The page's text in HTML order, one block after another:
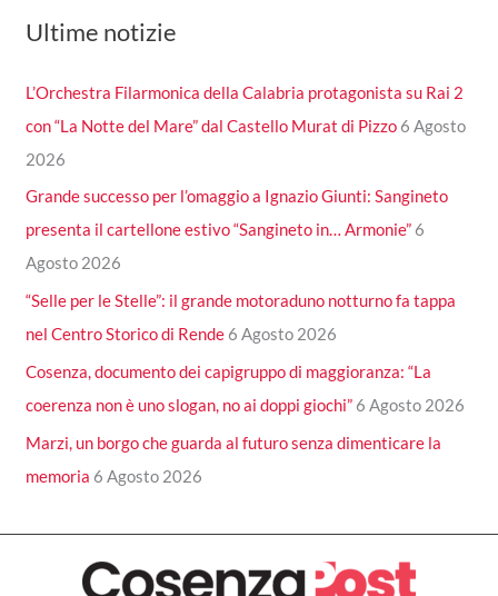
Ultime notizie
L’Orchestra Filarmonica della Calabria protagonista su Rai 2
con “La Notte del Mare” dal Castello Murat di Pizzo 6 Agosto
2026
Grande successo per l’omaggio a Ignazio Giunti: Sangineto
presenta il cartellone estivo “Sangineto in… Armonie” 6
Agosto 2026
“Selle per le Stelle”: il grande motoraduno notturno fa tappa
nel Centro Storico di Rende 6 Agosto 2026
Cosenza, documento dei capigruppo di maggioranza: “La
coerenza non è uno slogan, no ai doppi giochi” 6 Agosto 2026
Marzi, un borgo che guarda al futuro senza dimenticare la
memoria 6 Agosto 2026